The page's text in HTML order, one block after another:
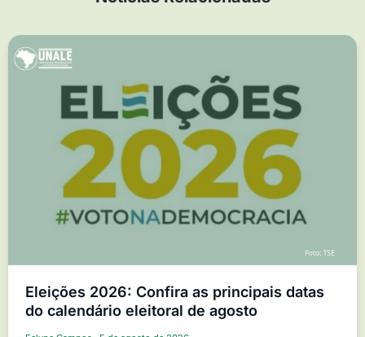
Eleições 2026: Confira as principais datas
do calendário eleitoral de agosto